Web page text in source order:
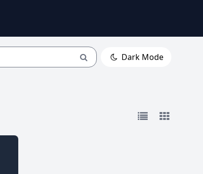
Dark Mode